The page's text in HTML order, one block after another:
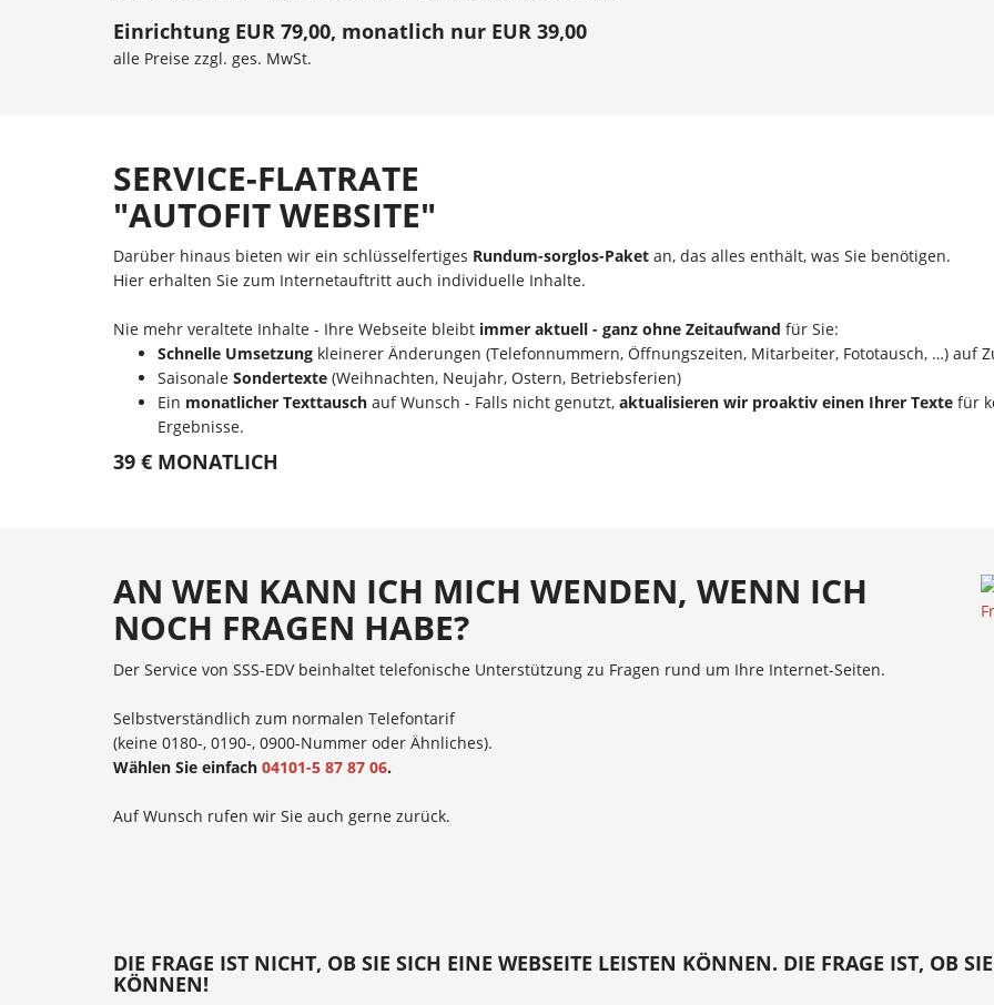
Einrichtung EUR 79,00, monatlich nur EUR 39,00
alle Preise zzgl. ges. MwSt.
SERVICE-FLATRATE
"AUTOFIT WEBSITE"
Darüber hinaus bieten wir ein schlüsselfertiges Rundum-sorglos-Paket an, das alles enthält, was Sie benötigen.
Hier erhalten Sie zum Internetauftritt auch individuelle Inhalte.
Nie mehr veraltete Inhalte - Ihre Webseite bleibt immer aktuell - ganz ohne Zeitaufwand für Sie:
Schnelle Umsetzung kleinerer Änderungen (Telefonnummern, Öffnungszeiten, Mitarbeiter, Fototausch, …) auf
Saisonale Sondertexte (Weihnachten, Neujahr, Ostern, Betriebsferien)
Ein monatlicher Texttausch auf Wunsch - Falls nicht genutzt, aktualisieren wir proaktiv einen Ihrer Texte für
Ergebnisse.
39 € MONATLICH
AN WEN KANN ICH MICH WENDEN, WENN ICH
NOCH FRAGEN HABE?
Der Service von SSS-EDV beinhaltet telefonische Unterstützung zu Fragen rund um Ihre Internet-Seiten.
Selbstverständlich zum normalen Telefontarif
(keine 0180-, 0190-, 0900-Nummer oder Ähnliches).
Wählen Sie einfach 04101-5 87 87 06.
Auf Wunsch rufen wir Sie auch gerne zurück.
DIE FRAGE IST NICHT, OB SIE SICH EINE WEBSEITE LEISTEN KÖNNEN. DIE FRAGE IST, OB
KÖNNEN!